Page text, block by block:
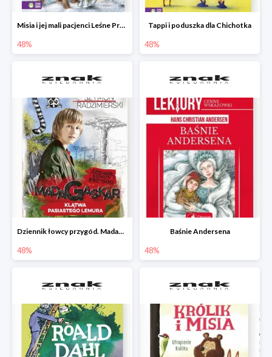
Misia i jej mali pacjenci Leśne Przytulisko
48%
Tappi i poduszka dla Chichotka
48%
Dziennik łowcy przygód. Madagaskar. Klątwa pasiastego lemura
48%
Baśnie Andersena
48%